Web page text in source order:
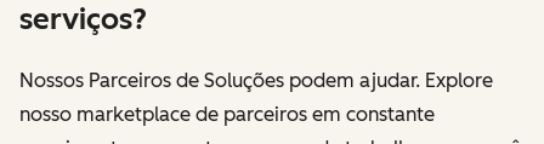
serviços?
Nossos Parceiros de Soluções podem ajudar. Explore
nosso marketplace de parceiros em constante